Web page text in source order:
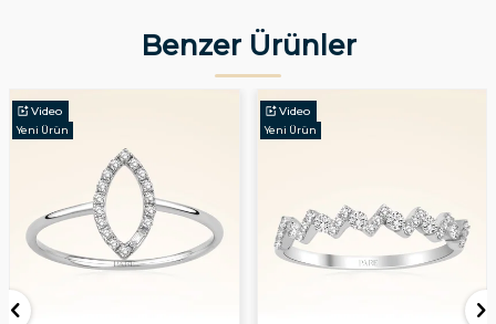
Benzer Ürünler
Video
Yeni Ürün
Video
Yeni Ürün